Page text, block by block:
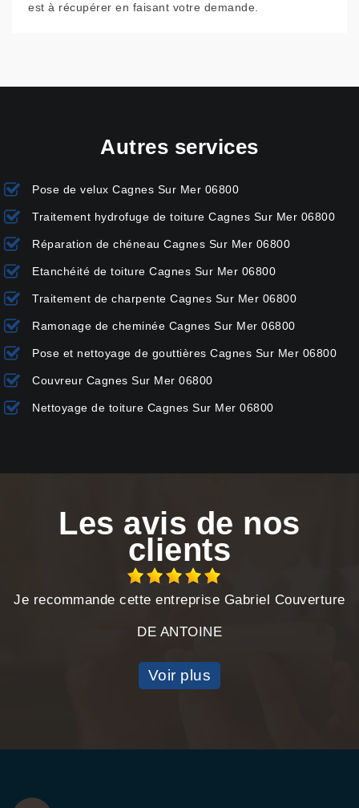
est à récupérer en faisant votre demande.
Autres services
Pose de velux Cagnes Sur Mer 06800
Traitement hydrofuge de toiture Cagnes Sur Mer 06800
Réparation de chéneau Cagnes Sur Mer 06800
Etanchéité de toiture Cagnes Sur Mer 06800
Traitement de charpente Cagnes Sur Mer 06800
Ramonage de cheminée Cagnes Sur Mer 06800
Pose et nettoyage de gouttières Cagnes Sur Mer 06800
Couvreur Cagnes Sur Mer 06800
Nettoyage de toiture Cagnes Sur Mer 06800
Les avis de nos
clients
Je recommande cette entreprise Gabriel Couverture
DE ANTOINE
Voir plus